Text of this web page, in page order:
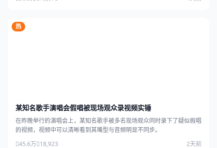
热
某知名歌手演唱会假唱被现场观众录视频实锤
在昨晚举行的演唱会上，某知名歌手被多名现场观众同时录下了疑似假唱
的视频，视频中可以清晰看到其嘴型与音频明显不同步。
45.6万 18,923 2天前